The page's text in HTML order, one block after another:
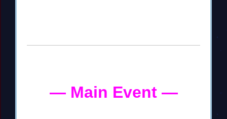
— Main Event —